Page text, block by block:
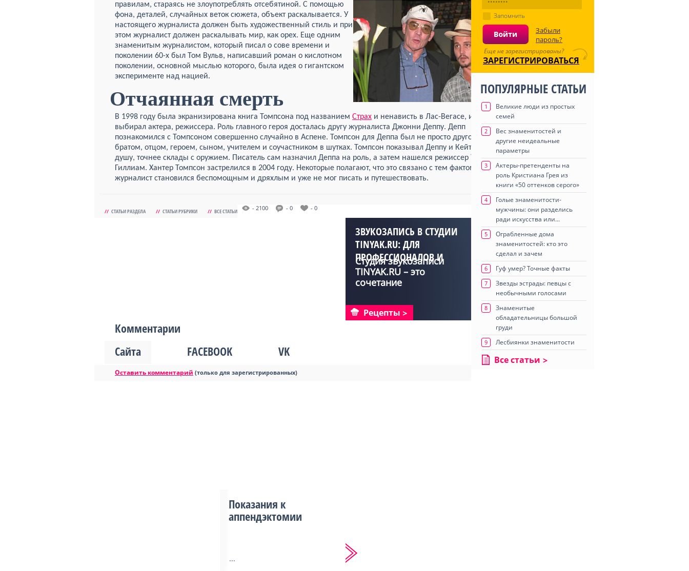
правилам, стараясь не злоупотреблять отсебятиной. С помощью
фона, деталей, случайных веток сюжета, объект раскалывается. У
настоящего журналиста должен быть художественный стиль и при
этом журналист должен раскалывать мир, как орех. Еще одним
знаменитым журналистом, который писал о сове времени и
поколении 60-х был Том Вульв, написавший роман о кислотном
поколении, основной мыслью которого, была идея о гигантском
эксперименте над нацией.
Отчаянная смерть
В 1998 году была экранизирована книга Томпсона под названием Страх и ненависть в Лас-Вегасе, и автор сам
выбирал актера, режиссера. Роль главного героя досталась другу журналиста Джонни Деппу. Депп
познакомился с Томпсоном совершенно случайно в Аспене. Томпсон для Деппа был не просто другом, но
братом, отцом, героем, сыном, учителем и соучастником в шутках. Томпсон показывал Деппу и Кейт Мосс свою
душу, точнее склады с оружием. Писатель сам назначил Деппа на роль, а затем нашелся режиссер Терри
Гиллиам. Хантер Томпсон застрелился в 2004 году. Некоторые полагают, что это связано с тем фактом, что
журналист становился беспомощным и дряхлым и уже не мог писать и путешествовать.
// СТАТЬИ РАЗДЕЛА // СТАТЬИ РУБРИКИ // ВСЕ СТАТЬИ - 2100 - 0 - 0
ЗВУКОЗАПИСЬ В СТУДИИ
TINYAK.RU: ДЛЯ
ПРОФЕССИОНАЛОВ И
АМАТОРОВ
Студия звукозаписи
TINYAK.RU – это
сочетание
Рецепты
Комментарии
Сайта
FACEBOOK VK
Оставить комментарий (только для зарегистрированных)
Показания к
аппендэктомии
...
Запомнить
Забыли
пароль?
Еще не зарегистрированы?
ЗАРЕГИСТРИРОВАТЬСЯ
ПОПУЛЯРНЫЕ СТАТЬИ
1
Великие люди из простых
семей
2
Вес знаменитостей и
другие неидеальные
параметры
3
Актеры-претенденты на
роль Кристиана Грея из
книги «50 оттенков серого»
4
Голые знаменитости-
мужчины: они разделись
ради искусства или...
5
Ограбленные дома
знаменитостей: кто это
сделал и зачем
6 Гуф умер? Точные факты
7
Звезды эстрады: певцы с
необычными голосами
8
Знаменитые
обладательницы большой
груди
9 Лесбиянки знаменитости
Все статьи